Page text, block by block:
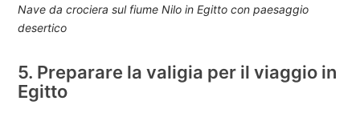
Nave da crociera sul fiume Nilo in Egitto con paesaggio
desertico
5. Preparare la valigia per il viaggio in
Egitto